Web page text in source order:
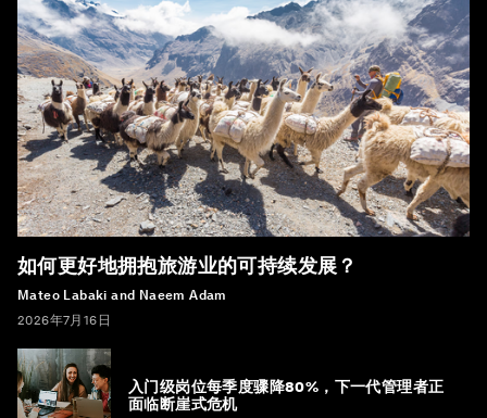
如何更好地拥抱旅游业的可持续发展？
Mateo Labaki and Naeem Adam
2026年7月16日
入门级岗位每季度骤降80%，下一代管理者正
面临断崖式危机